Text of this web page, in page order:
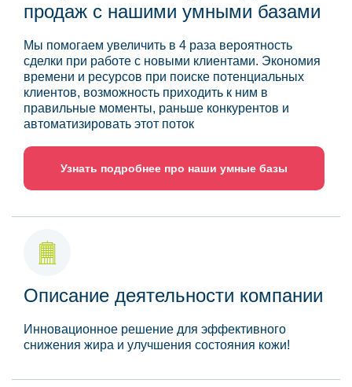
продаж с нашими умными базами
Мы помогаем увеличить в 4 раза вероятность
сделки при работе с новыми клиентами. Экономия
времени и ресурсов при поиске потенциальных
клиентов, возможность приходить к ним в
правильные моменты, раньше конкурентов и
автоматизировать этот поток
Узнать подробнее про наши умные базы
Описание деятельности компании
Инновационное решение для эффективного
снижения жира и улучшения состояния кожи!